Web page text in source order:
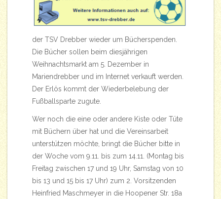
der TSV Drebber wieder um Bücherspenden.
Die Bücher sollen beim diesjährigen
Weihnachtsmarkt am 5. Dezember in
Mariendrebber und im Internet verkauft werden.
Der Erlös kommt der Wiederbelebung der
Fußballsparte zugute.
Wer noch die eine oder andere Kiste oder Tüte
mit Büchern über hat und die Vereinsarbeit
unterstützen möchte, bringt die Bücher bitte in
der Woche vom 9.11. bis zum 14.11. (Montag bis
Freitag zwischen 17 und 19 Uhr, Samstag von 10
bis 13 und 15 bis 17 Uhr) zum 2. Vorsitzenden
Heinfried Maschmeyer in die Hoopener Str. 18a